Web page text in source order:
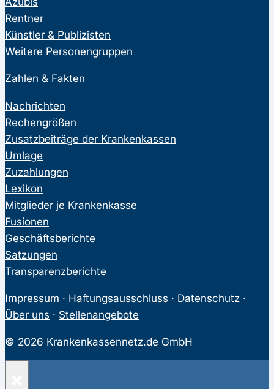
Rentner
Künstler & Publizisten
Weitere Personengruppen
Zahlen & Fakten
Nachrichten
Rechengrößen
Zusatzbeiträge der Krankenkassen
Umlage
Zuzahlungen
Lexikon
Mitglieder je Krankenkasse
Fusionen
Geschäftsberichte
Satzungen
Transparenzberichte
Impressum · Haftungsausschluss · Datenschutz ·
Über uns · Stellenangebote
© 2026 Krankenkassennetz.de GmbH